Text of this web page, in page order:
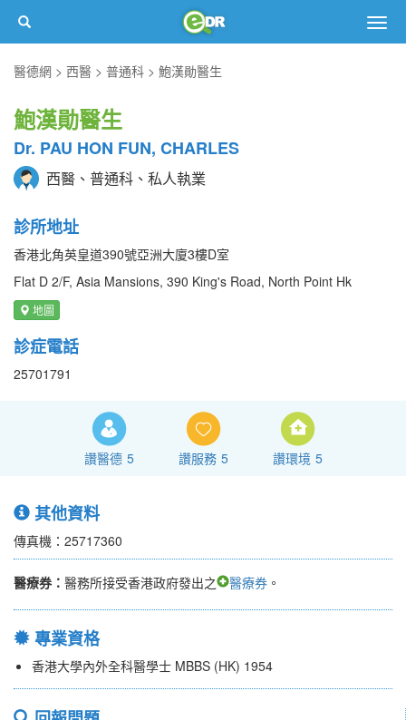
醫德網
西醫 普通科 鮑漢勛醫生
鮑漢勛醫生
Dr. PAU HON FUN, CHARLES
西醫、普通科、私人執業
診所地址
香港北角英皇道390號亞洲大廈3樓D室
Flat D 2/F, Asia Mansions, 390 King's Road, North Point Hk
地圖
診症電話
25701791
讚醫德 5 讚服務 5 讚環境 5
其他資料
傳真機：25717360
醫療券： 醫務所接受香港政府發出之 醫療券 。
專業資格
香港大學內外全科醫學士 MBBS (HK) 1954